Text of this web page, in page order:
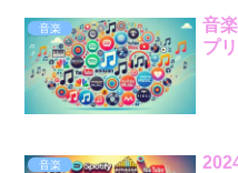
音楽
音
プ
音楽